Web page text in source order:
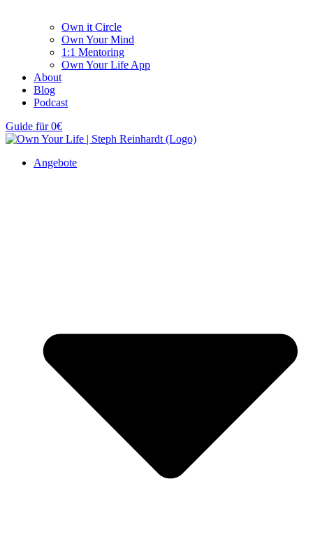
Own it Circle
Own Your Mind
1:1 Mentoring
Own Your Life App
About
Blog
Podcast
Guide für 0€
Angebote